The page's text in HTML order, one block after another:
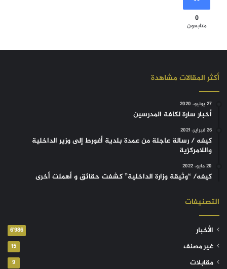
0
متابعون
أكثر المقالات مشاهدة
27 يونيو، 2020
أخبار سارة لكافة المدرسين
26 فبراير، 2021
كيفه / رسالة عاجلة من عمدة بلدية أغورط إلى وزير الداخلية
واللامركزية
20 مايو، 2022
كيفه/ “وثيقة وزارة الداخلية” كشفت حقائق و أهملت أخرى
التصنيفات
الأخبار 6٬986
غير مصنف 15
مقابلات 9